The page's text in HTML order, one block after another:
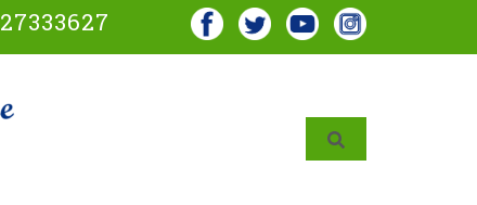
27333627